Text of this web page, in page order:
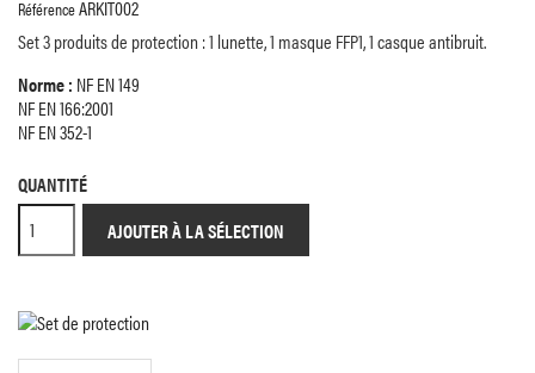
RéférenceARKIT002
Set 3 produits de protection : 1 lunette, 1 masque FFP1, 1 casque antibruit.
Norme : NF EN 149
NF EN 166:2001
NF EN 352-1
QUANTITÉ
AJOUTER À LA SÉLECTION